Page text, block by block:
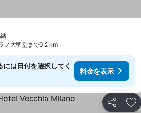
ノ大聖堂まで0.2 km
は日付を選択してく
料金を表示
シェア お